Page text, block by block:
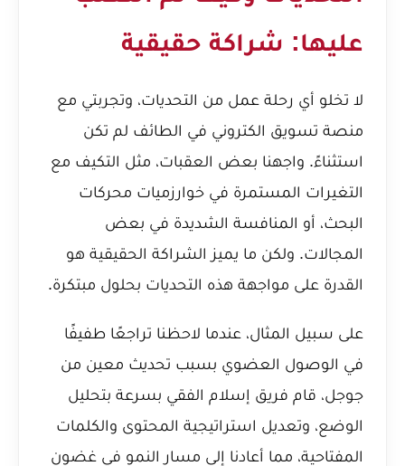
عليها: شراكة حقيقية
لا تخلو أي رحلة عمل من التحديات، وتجربتي مع
منصة تسويق الكتروني في الطائف لم تكن
استثناءً. واجهنا بعض العقبات، مثل التكيف مع
التغيرات المستمرة في خوارزميات محركات
البحث، أو المنافسة الشديدة في بعض
المجالات. ولكن ما يميز الشراكة الحقيقية هو
القدرة على مواجهة هذه التحديات بحلول مبتكرة.
على سبيل المثال، عندما لاحظنا تراجعًا طفيفًا
في الوصول العضوي بسبب تحديث معين من
جوجل، قام فريق إسلام الفقي بسرعة بتحليل
الوضع، وتعديل استراتيجية المحتوى والكلمات
المفتاحية، مما أعادنا إلى مسار النمو في غضون